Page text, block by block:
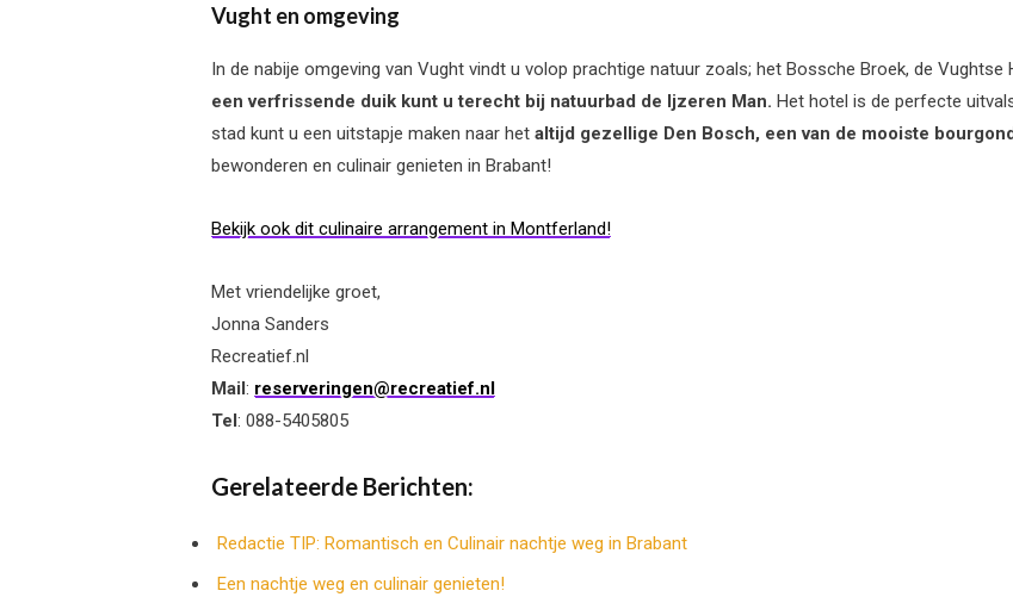
Vught en omgeving
In de nabije omgeving van Vught vindt u volop prachtige natuur zoals; het Bossche Broek, de Vughtse
een verfrissende duik kunt u terecht bij natuurbad de Ijzeren Man. Het hotel is de perfecte
stad kunt u een uitstapje maken naar het altijd gezellige Den Bosch, een van de mooiste
bewonderen en culinair genieten in Brabant!
Bekijk ook dit culinaire arrangement in Montferland!
Met vriendelijke groet,
Jonna Sanders
Recreatief.nl
Mail: reserveringen@recreatief.nl
Tel: 088-5405805
Gerelateerde Berichten:
Redactie TIP: Romantisch en Culinair nachtje weg in Brabant
Een nachtje weg en culinair genieten!